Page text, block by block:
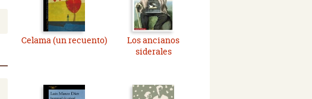
Celama (un recuento)
Los ancianos
siderales